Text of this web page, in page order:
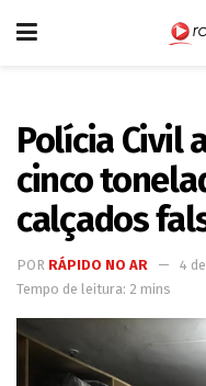
Polícia Civil
cinco
calçados
POR RÁPIDO NO AR
4
Tempo de leitura: 2 mins